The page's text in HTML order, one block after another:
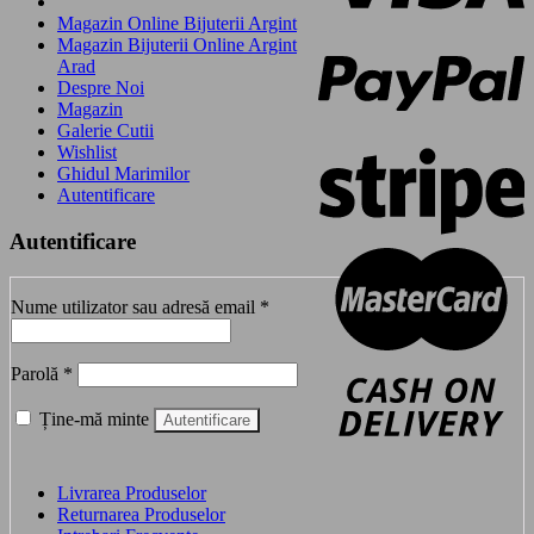
Livrarea Produselor
Returnarea Produselor
Magazin Online Bijuterii Argint
Magazin Bijuterii Online Argint
Arad
Despre Noi
Magazin
Galerie Cutii
Wishlist
Ghidul Marimilor
Autentificare
Autentificare
Nume utilizator sau adresă email * Obligatoriu
Parolă *
Ține-mă minte Autentificare